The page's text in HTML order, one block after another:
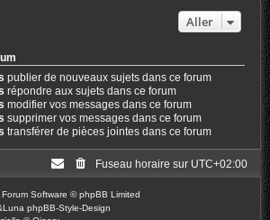
Aller
publier de nouveaux sujets dans ce forum
répondre aux sujets dans ce forum
modifier vos messages dans ce forum
supprimer vos messages dans ce forum
transférer de pièces jointes dans ce forum
Fuseau horaire sur UTC+02:00
Software © phpBB Limited
phpBB-Style-Design